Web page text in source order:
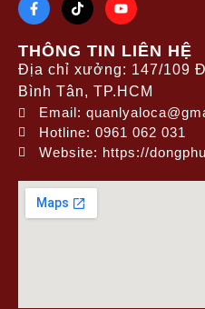
THÔNG TIN LIÊN HỆ
Địa chỉ xưởng: 147/109
Bình Tân, TP.HCM
Email:
Hotline: 0961 062 031
Website: https://